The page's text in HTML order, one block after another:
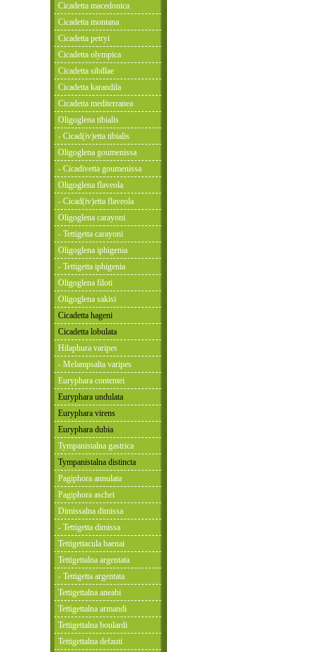
Cicadetta macedonica
Cicadetta montana
Cicadetta petryi
Cicadetta olympica
Cicadetta sibillae
Cicadetta karandila
Cicadetta mediterranea
Oligoglena tibialis
- Cicad(iv)etta tibialis
Oligoglena goumenissa
- Cicadivetta goumenissa
Oligoglena flaveola
- Cicad(iv)etta flaveola
Oligoglena carayoni
- Tettigetta carayoni
Oligoglena iphigenia
- Tettigetta iphigenia
Oligoglena filoti
Oligoglena sakisi
Cicadetta hageni
Cicadetta lobulata
Hilaphura varipes
- Melampsalta varipes
Euryphara contentei
Euryphara undulata
Euryphara virens
Euryphara dubia
Tympanistalna gastrica
Tympanistalna distincta
Pagiphora annulata
Pagiphora aschei
Dimissalna dimissa
- Tettigetta dimissa
Tettigettacula baenai
Tettigettalna argentata
- Tettigetta argentata
Tettigettalna aneabi
Tettigettalna armandi
Tettigettalna boulardi
Tettigettalna defauti